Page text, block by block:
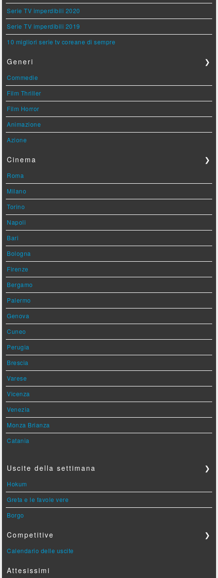
Serie TV imperdibili 2020
Serie TV imperdibili 2019
10 migliori serie tv coreane di sempre
Generi ❯
Commedie
Film Thriller
Film Horror
Animazione
Azione
Cinema ❯
Roma
Milano
Torino
Napoli
Bari
Bologna
Firenze
Bergamo
Palermo
Genova
Cuneo
Perugia
Brescia
Varese
Vicenza
Venezia
Monza Brianza
Catania
Uscite della settimana ❯
Hokum
Greta e le favole vere
Borgo
Competitive ❯
Calendario delle uscite
Attesissimi